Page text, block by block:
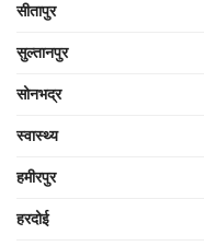
सीतापुर
सुल्तानपुर
सोनभद्र
स्वास्थ्य
हमीरपुर
हरदोई